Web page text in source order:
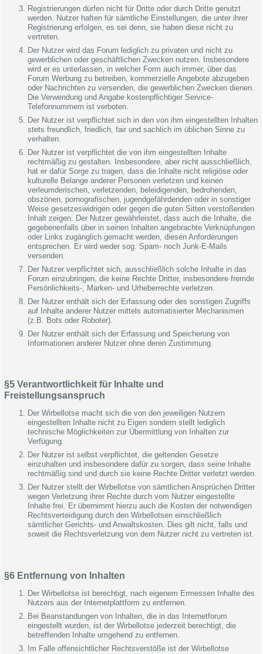
Registrierungen dürfen nicht für Dritte oder durch Dritte genutzt
werden. Nutzer haften für sämtliche Einstellungen, die unter ihrer
Registrierung erfolgen, es sei denn, sie haben diese nicht zu
vertreten.
Der Nutzer wird das Forum lediglich zu privaten und nicht zu
gewerblichen oder geschäftlichen Zwecken nutzen. Insbesondere
wird er es unterlassen, in welcher Form auch immer, über das
Forum Werbung zu betreiben, kommerzielle Angebote abzugeben
oder Nachrichten zu versenden, die gewerblichen Zwecken dienen.
Die Verwendung und Angabe kostenpflichtiger Service-
Telefonnummern ist verboten.
Der Nutzer ist verpflichtet sich in den von ihm eingestellten Inhalten
stets freundlich, friedlich, fair und sachlich im üblichen Sinne zu
verhalten.
Der Nutzer ist verpflichtet die von ihm eingestellten Inhalte
rechtmäßig zu gestalten. Insbesondere, aber nicht ausschließlich,
hat er dafür Sorge zu tragen, dass die Inhalte nicht religiöse oder
kulturelle Belange anderer Personen verletzen und keinen
verleumderischen, verletzenden, beleidigenden, bedrohenden,
obszönen, pornografischen, jugendgefährdenden oder in sonstiger
Weise gesetzeswidrigen oder gegen die guten Sitten verstoßenden
Inhalt zeigen. Der Nutzer gewährleistet, dass auch die Inhalte, die
gegebenenfalls über in seinen Inhalten angebrachte Verknüpfungen
oder Links zugänglich gemacht werden, diesen Anforderungen
entsprechen. Er wird weder sog. Spam- noch Junk-E-Mails
versenden.
Der Nutzer verpflichtet sich, ausschließlich solche Inhalte in das
Forum einzubringen, die keine Rechte Dritter, insbesondere fremde
Persönlichkeits-, Marken- und Urheberrechte verletzen.
Der Nutzer enthält sich der Erfassung oder des sonstigen Zugriffs
auf Inhalte anderer Nutzer mittels automatisierter Mechanismen
(z.B. Bots oder Roboter).
Der Nutzer enthält sich der Erfassung und Speicherung von
Informationen anderer Nutzer ohne deren Zustimmung.
§5 Verantwortlichkeit für Inhalte und
Freistellungsanspruch
Der Wirbellotse macht sich die von den jeweiligen Nutzern
eingestellten Inhalte nicht zu Eigen sondern stellt lediglich
technische Möglichkeiten zur Übermittlung von Inhalten zur
Verfügung.
Der Nutzer ist selbst verpflichtet, die geltenden Gesetze
einzuhalten und insbesondere dafür zu sorgen, dass seine Inhalte
rechtmäßig sind und durch sie keine Rechte Dritter verletzt werden.
Der Nutzer stellt der Wirbellotse von sämtlichen Ansprüchen Dritter
wegen Verletzung ihrer Rechte durch vom Nutzer eingestellte
Inhalte frei. Er übernimmt hierzu auch die Kosten der notwendigen
Rechtsverteidigung durch den Wirbellotsen einschließlich
sämtlicher Gerichts- und Anwaltskosten. Dies gilt nicht, falls und
soweit die Rechtsverletzung von dem Nutzer nicht zu vertreten ist.
§6 Entfernung von Inhalten
Der Wirbellotse ist berechtigt, nach eigenem Ermessen Inhalte des
Nutzers aus der Internetplattform zu entfernen.
Bei Beanstandungen von Inhalten, die in das Internetforum
eingestellt wurden, ist der Wirbellotse jederzeit berechtigt, die
betreffenden Inhalte umgehend zu entfernen.
Im Falle offensichtlicher Rechtsverstöße ist der Wirbellotse